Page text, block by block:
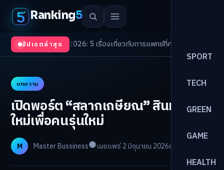
Ranking5
SPORT
TECH
GREEN
GAME
HEALTH
อัปเดตล่าสุด
2026: 5 เรื่องเกี่ยวกับการแพทย์ที่ควรรู้/ดอกเบี้ยขาขึ้นรอบใหม่! จั
บทความ
เปิดพอร์ต “สลากเกษียณ” สินทรัพย์
ใหม่เพื่อคนรุ่นใหม่
M Master Bussiness เผยแพร่ 2 มิถุนายน 2026อ่าน 27 นาที